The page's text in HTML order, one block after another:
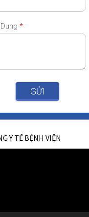
*
GỬI
Y TẾ BỆNH VIỆN